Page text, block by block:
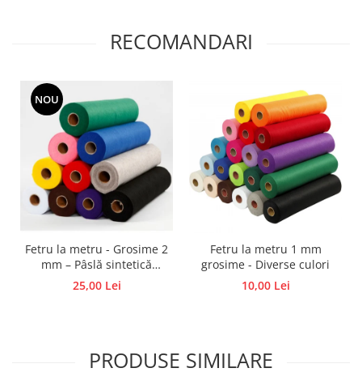
Stampile, sigilii
Baze stampile
Stampile lemn
Stampile silicon
Ustensile, aparate
Cutter, trimmer
Perforatoare
Traforaj, pirogravura
Accesorii floristica
RECOMANDARI
NOU
Fetru la metru - Grosime 2
mm – Pâslă sintetică
colorată, semirigid
25,00 Lei
Fetru la metru 1 mm
grosime - Diverse culori
10,00 Lei
PRODUSE SIMILARE